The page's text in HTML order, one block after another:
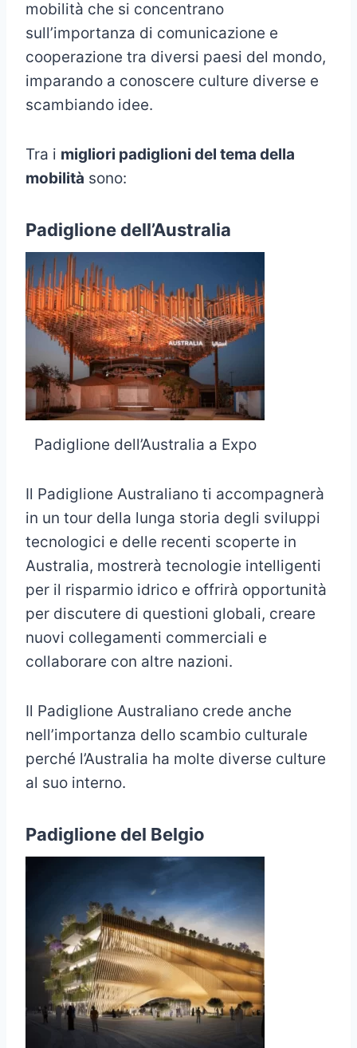
mobilità che si concentrano
sull’importanza di comunicazione e
cooperazione tra diversi paesi del mondo,
imparando a conoscere culture diverse e
scambiando idee.
Tra i migliori padiglioni del tema della
mobilità sono:
Padiglione dell’Australia
Padiglione dell’Australia a Expo
Il Padiglione Australiano ti accompagnerà
in un tour della lunga storia degli sviluppi
tecnologici e delle recenti scoperte in
Australia, mostrerà tecnologie intelligenti
per il risparmio idrico e offrirà opportunità
per discutere di questioni globali, creare
nuovi collegamenti commerciali e
collaborare con altre nazioni.
Il Padiglione Australiano crede anche
nell’importanza dello scambio culturale
perché l’Australia ha molte diverse culture
al suo interno.
Padiglione del Belgio